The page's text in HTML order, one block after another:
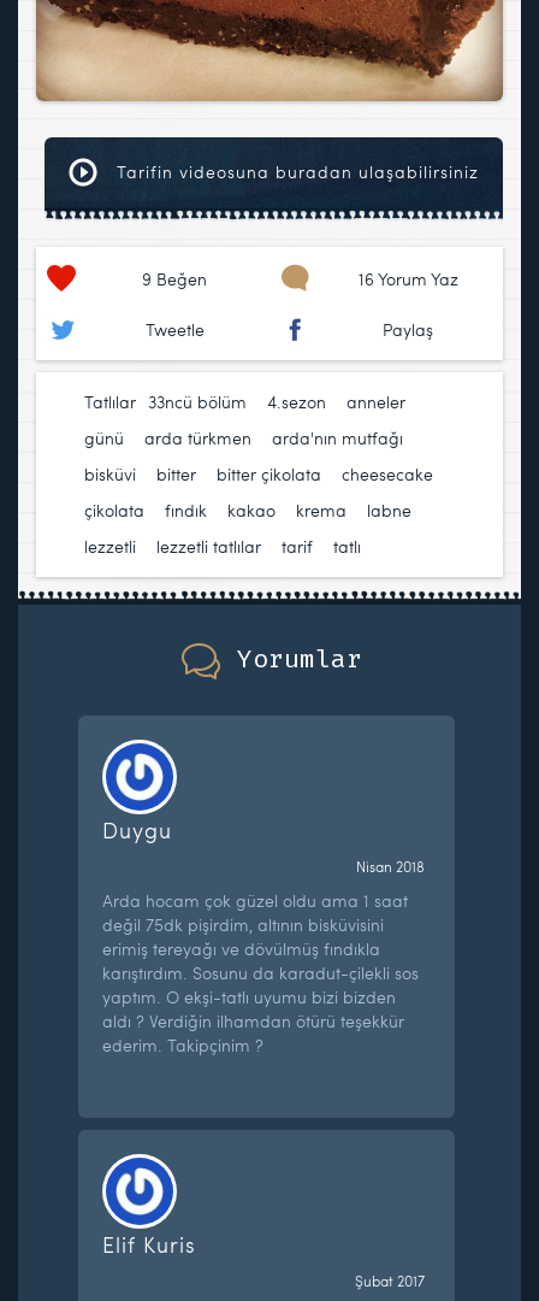
Tarifin videosuna buradan ulaşabilirsiniz
9 Beğen 16 Yorum Yaz
Tweetle Paylaş
Tatlılar 33ncü bölüm 4.sezon
anneler
günü
arda türkmen arda'nın mutfağı
bisküvi
bitter bitter çikolata cheesecake
çikolata
fındık kakao krema labne
lezzetli
lezzetli tatlılar tarif tatlı
Yorumlar
Duygu
Nisan 2018
Arda hocam çok güzel oldu ama 1 saat
değil 75dk pişirdim, altının bisküvisini
erimiş tereyağı ve dövülmüş fındıkla
karıştırdım. Sosunu da karadut-çilekli sos
yaptım. O ekşi-tatlı uyumu bizi bizden
aldı ? Verdiğin ilhamdan ötürü teşekkür
ederim. Takipçinim ?
Elif Kuris
Şubat 2017